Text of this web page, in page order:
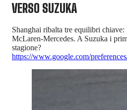
VERSO SUZUKA
Shanghai ribalta tre equilibri chiave:
McLaren-Mercedes. A Suzuka i
stagione?
https://www.google.com/